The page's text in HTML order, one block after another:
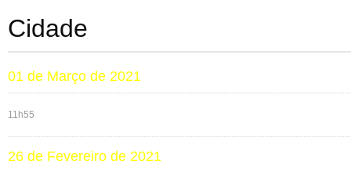
Cidade
01 de Março de 2021
11h55
26 de Fevereiro de 2021